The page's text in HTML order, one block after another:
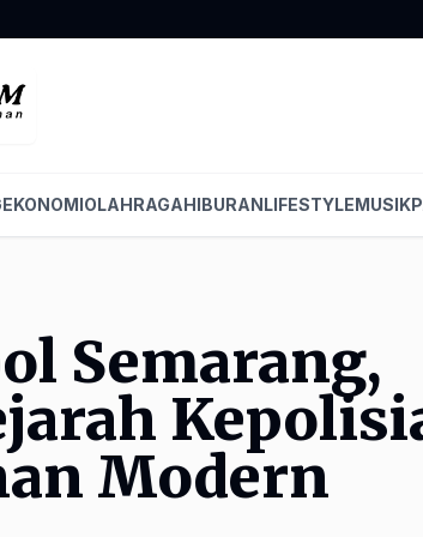
EKONOMIOLAHRAGAHIBURANLIFESTYLEMUSIK
Semarang,
Modern